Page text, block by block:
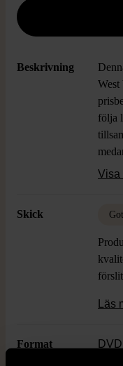
Beskrivning
West
följa
om
och
Visa
Skick
Läs
Format DVD